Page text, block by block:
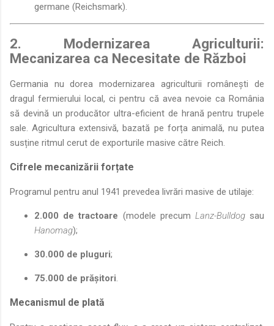
germane (Reichsmark).
2. Modernizarea Agriculturii:
Mecanizarea ca Necesitate de Război
Germania nu dorea modernizarea agriculturii românești de
dragul fermierului local, ci pentru că avea nevoie ca România
să devină un producător ultra-eficient de hrană pentru trupele
sale. Agricultura extensivă, bazată pe forța animală, nu putea
susține ritmul cerut de exporturile masive către Reich.
Cifrele mecanizării forțate
Programul pentru anul 1941 prevedea livrări masive de utilaje:
2.000 de tractoare (modele precum Lanz-Bulldogsau
Hanomag);
30.000 de pluguri;
75.000 de prășitori.
Mecanismul de plată